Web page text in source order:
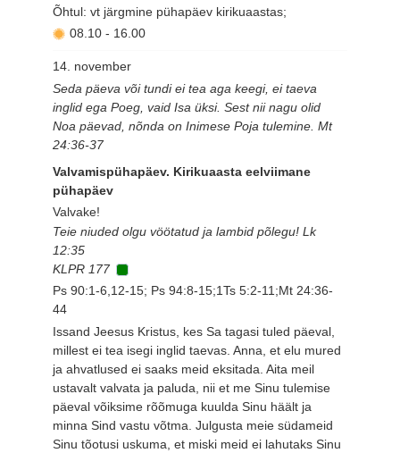
Õhtul: vt järgmine pühapäev kirikuaastas;
08.10 - 16.00
14. november
Seda päeva või tundi ei tea aga keegi, ei taeva
inglid ega Poeg, vaid Isa üksi. Sest nii nagu olid
Noa päevad, nõnda on Inimese Poja tulemine. Mt
24:36-37
Valvamispühapäev. Kirikuaasta eelviimane
pühapäev
Valvake!
Teie niuded olgu vöötatud ja lambid põlegu! Lk
12:35
KLPR 177
Ps 90:1-6,12-15; Ps 94:8-15;1Ts 5:2-11;Mt 24:36-
44
Issand Jeesus Kristus, kes Sa tagasi tuled päeval,
millest ei tea isegi inglid taevas. Anna, et elu mured
ja ahvatlused ei saaks meid eksitada. Aita meil
ustavalt valvata ja paluda, nii et me Sinu tulemise
päeval võiksime rõõmuga kuulda Sinu häält ja
minna Sind vastu võtma. Julgusta meie südameid
Sinu tõotusi uskuma, et miski meid ei lahutaks Sinu